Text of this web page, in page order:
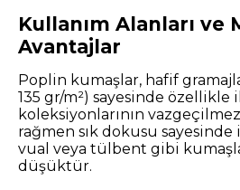
Kullanım Alanları ve
Avantajlar
Poplin kumaşlar, hafif
135 gr/m²) sayesinde özellikle
koleksiyonlarının
rağmen sık dokusu
vual veya tülbent gibi
düşüktür.